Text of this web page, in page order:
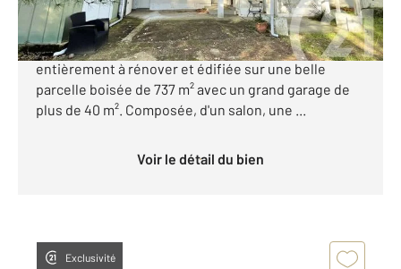
ROYAN - PARC - Century21 Grand Large vous
présente une maison des années 1930 -1940
entièrement à rénover et édifiée sur une belle
parcelle boisée de 737 m² avec un grand garage de
plus de 40 m². Composée, d'un salon, une ...
Voir le détail du bien
Exclusivité